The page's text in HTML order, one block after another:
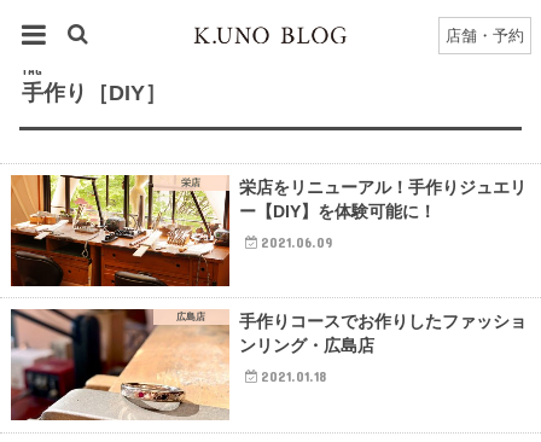
店舗・予約
TAG
手作り［DIY］
栄店
栄店をリニューアル！手作りジュエリ
ー【DIY】を体験可能に！
2021.06.09
広島店
手作りコースでお作りしたファッショ
ンリング・広島店
2021.01.18